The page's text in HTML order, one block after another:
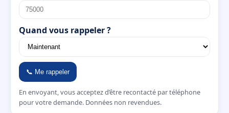
Quand vous rappeler ?
📞 Me rappeler
En envoyant, vous acceptez d’être recontacté par téléphone
pour votre demande. Données non revendues.